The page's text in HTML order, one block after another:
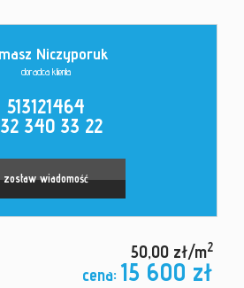
Niczyporuk
doradca klienta
513121464
340 33 22
zostaw wiadomość
50,00 zł/m2
cena: 15 600 zł